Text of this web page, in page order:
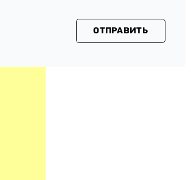
ОТПРАВИТЬ